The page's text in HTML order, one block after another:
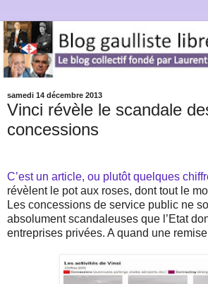
samedi 14 décembre 2013
Vinci révèle le scandale
concessions
C’est un article, ou plutôt quelques
révèlent le pot aux roses, dont tout le
Les concessions de service public ne
absolument scandaleuses que l’Etat
entreprises privées. A quand une